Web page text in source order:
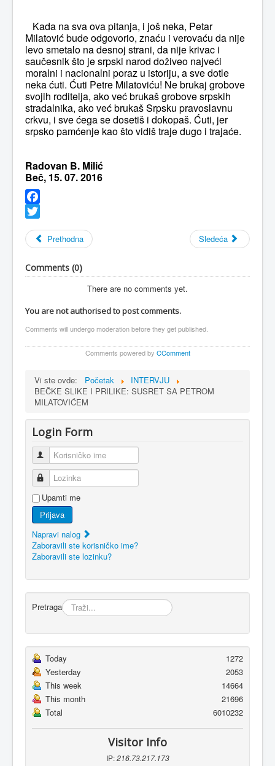
Kada na sva ova pitanja, i još neka, Petar
Milatović bude odgovorio, znaću i verovaću da nije
levo smetalo na desnoj strani, da nije krivac i
saučesnik što je srpski narod doživeo najveći
moralni i nacionalni poraz u istoriju, a sve dotle
neka ćuti. Ćuti Petre Milatoviću! Ne brukaj grobove
svojih roditelja, ako već brukaš grobove srpskih
stradalnika, ako već brukaš Srpsku pravoslavnu
crkvu, i sve ćega se dosetiš i dokopaš. Ćuti, jer
srpsko pamćenje kao što vidiš traje dugo i trajaće.
Radovan B. Milić
Beč, 15. 07. 2016
Facebook
Prethodna
Sledeća
Comments (0)
There are no comments yet.
You are not authorised to post comments.
Comments will undergo moderation before they get published.
Comments powered by CComment
Vi ste ovde: Početak
INTERVJU
BEČKE SLIKE I PRILIKE: SUSRET SA PETROM
MILATOVIĆEM
Login Form
Korisničko ime
Lozinka
Upamti me
Prijava
Napravi nalog
Zaboravili ste korisničko ime?
Zaboravili ste lozinku?
Pretraga
Today
1272
Yesterday
2053
This week
14664
This month
21696
Total
6010232
Visitor Info
IP:216.73.217.173